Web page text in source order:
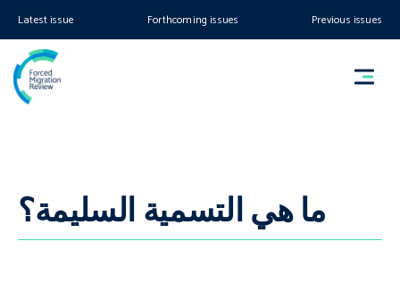
Latest issue Forthcoming issues Previous issues
ما هي التسمية السليمة؟